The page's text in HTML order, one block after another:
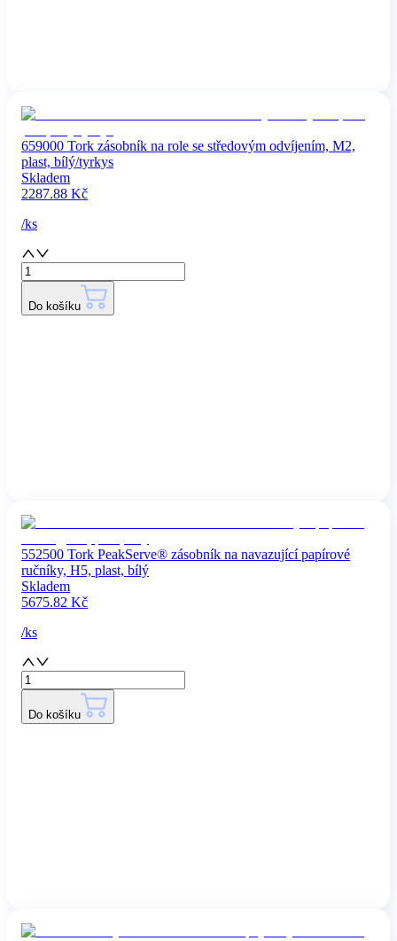
659000 Tork zásobník na role se středovým odvíjením, M2,
plast, bílý/tyrkys
Skladem
2287.88 Kč
/ks
Do košíku
552500 Tork PeakServe® zásobník na navazující papírové
ručníky, H5, plast, bílý
Skladem
5675.82 Kč
/ks
Do košíku